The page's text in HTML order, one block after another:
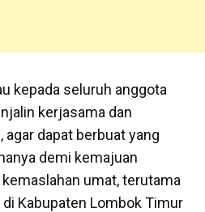
kepada seluruh anggota
kerjasama dan
dapat berbuat yang
demi kemajuan
umat, terutama
Kabupaten Lombok Timur